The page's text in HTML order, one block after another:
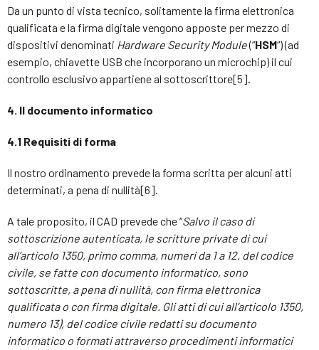
Da un punto di vista tecnico, solitamente la firma elettronica
qualificata e la firma digitale vengono apposte per mezzo di
dispositivi denominati Hardware Security Module(“HSM“) (ad
esempio, chiavette USB che incorporano un microchip) il cui
controllo esclusivo appartiene al sottoscrittore[5].
4. Il documento informatico
4.1 Requisiti di forma
Il nostro ordinamento prevede la forma scritta per alcuni atti
determinati, a pena di nullità[6].
A tale proposito, il CAD prevede che “Salvo il caso di
sottoscrizione autenticata, le scritture private di cui
all’articolo 1350, primo comma, numeri da 1 a 12, del codice
civile, se fatte con documento informatico, sono
sottoscritte, a pena di nullità, con firma elettronica
qualificata o con firma digitale. Gli atti di cui all’articolo 1350,
numero 13), del codice civile redatti su documento
informatico o formati attraverso procedimenti informatici